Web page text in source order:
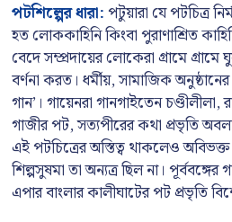
পটশিল্পের ধারা:পটুয়ারা যে পটচিত্র
হত লোককাহিনি কিংবা পুরাণাশ্রিত
বেদে সম্প্রদায়ের লোকেরা গ্রামে গ্রামে
বর্ণনা করত। ধর্মীয়, সামাজিক
গান’। গায়েনরা গানগাইতেন চণ্ডীলীলা,
গাজীর পট, সত্যপীরের কথা প্রভৃতি
এই পটচিত্রের অস্তিত্ব থাকলেও
শিল্পসুষমা তা অন্যত্র ছিল না।
এপার বাংলার কালীঘাটের পট প্রভৃতি